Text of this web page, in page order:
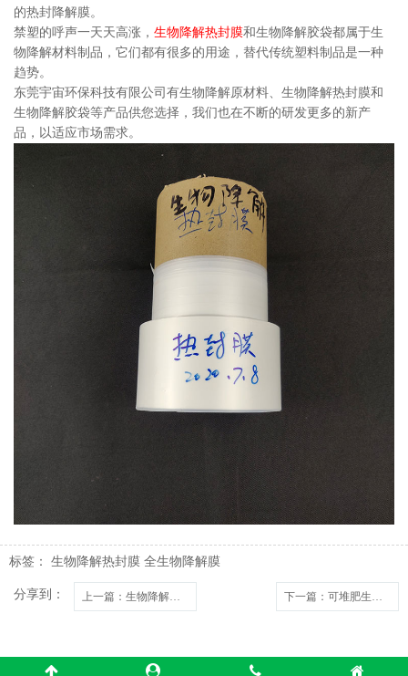
的热封降解膜。
禁塑的呼声一天天高涨， 生物降解热封膜和生物降解胶袋都属于生
物降解材料制品，它们都有很多的用途，替代传统塑料制品是一种
趋势。
东莞宇宙环保科技有限公司有生物降解原材料、生物降解热封膜和
生物降解胶袋等产品供您选择，我们也在不断的研发更多的新产
品，以适应市场需求。
标签： 生物降解热封膜 全生物降解膜
分享到： 上一篇 ：生物降解热封膜有哪些性能要求？ 下一篇 ：可堆肥生物降解材料